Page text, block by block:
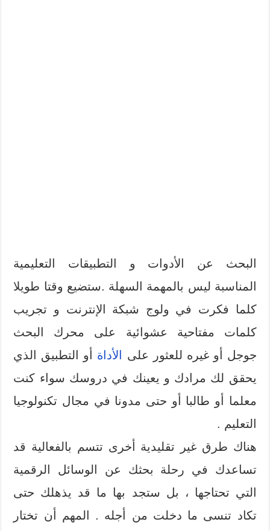
البحث عن الأدوات و التطبيقات التعليمية
المناسبة ليس بالمهمة السهلة .ستضيع وقتا طويلا
كلما فكرت في ولوج شبكة الإنترنت و تجريب
كلمات مفتاحية عشوائية على محرك البحث
جوجل أو غيره للعثور على
الأداة أو التطبيق الذي
يحقق لك مرادك و يعينك في دروسك سواء كنت
معلما أو طالبا أو حتى مدونا في مجال تكنولوجيا
التعليم .
هناك طرق غير تقليدية أخرى تتسم بالفعالية قد
تساعدك في رحلة بحثك عن الوسائل الرقمية
التي تحتاجها ، بل ستجد بها ما قد يذهلك حتى
تكاد تنسى ما دخلت من أجله . المهم أن تختار